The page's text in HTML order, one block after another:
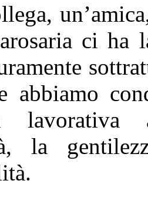
ci ha
abbiamo
lavorativa
la